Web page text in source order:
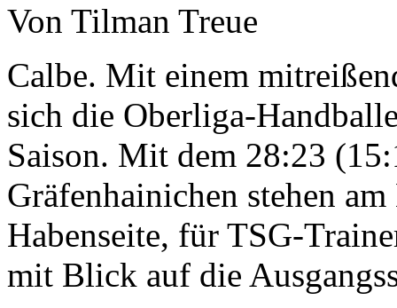
Von Tilman Treue
Calbe. Mit einem
sich die Oberliga-
Saison. Mit dem 28:23
Gräfenhainichen stehen
Habenseite, für TSG-
mit Blick auf die